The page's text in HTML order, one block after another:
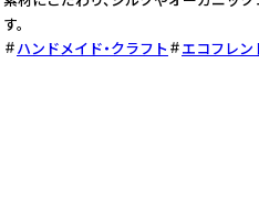
す。
ハンドメイド・クラフト
エコフレン